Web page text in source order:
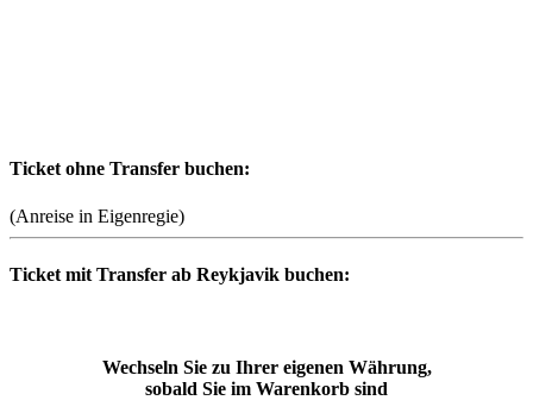
Ticket ohne Transfer buchen:
(Anreise in Eigenregie)
Ticket mit Transfer ab Reykjavik buchen:
Wechseln Sie zu Ihrer eigenen Währung,
sobald Sie im Warenkorb sind